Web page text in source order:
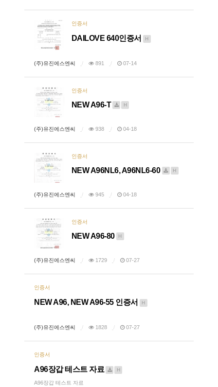
인증서
DAILOVE 640인증서 H
(주)유진에스엔씨 891 07-14
인증서
NEW A96-T H
(주)유진에스엔씨 938 04-18
인증서
NEW A96NL6, A96NL6-60 H
(주)유진에스엔씨 945 04-18
인증서
NEW A96-80 H
(주)유진에스엔씨 1729 07-27
인증서
NEW A96, NEW A96-55 인증서 H
(주)유진에스엔씨 1828 07-27
인증서
A96장갑 테스트 자료 H
A96장갑 테스트 자료